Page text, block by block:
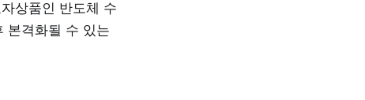
상품인 반도체 수
본격화될 수 있는